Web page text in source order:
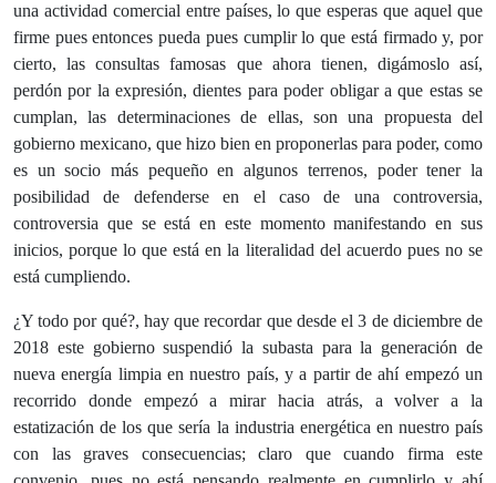
una actividad comercial entre países, lo que esperas que aquel que
firme pues entonces pueda pues cumplir lo que está firmado y, por
cierto, las consultas famosas que ahora tienen, digámoslo así,
perdón por la expresión, dientes para poder obligar a que estas se
cumplan, las determinaciones de ellas, son una propuesta del
gobierno mexicano, que hizo bien en proponerlas para poder, como
es un socio más pequeño en algunos terrenos, poder tener la
posibilidad de defenderse en el caso de una controversia,
controversia que se está en este momento manifestando en sus
inicios, porque lo que está en la literalidad del acuerdo pues no se
está cumpliendo.
¿Y todo por qué?, hay que recordar que desde el 3 de diciembre de
2018 este gobierno suspendió la subasta para la generación de
nueva energía limpia en nuestro país, y a partir de ahí empezó un
recorrido donde empezó a mirar hacia atrás, a volver a la
estatización de los que sería la industria energética en nuestro país
con las graves consecuencias; claro que cuando firma este